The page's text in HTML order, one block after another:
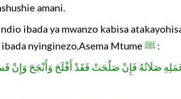
amani.
ibada ya mwanzo kabisa
ibada nyinginezo,Asema Mtume ﷺ :
عَمَلِهِ صَلَاتُهُ فَإِنْ صَلُحَتْ فَقَدْ أَفْلَحَ وَأَنْجَحَ وَإِنْ